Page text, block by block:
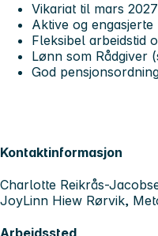
Vikariat til mars
Aktive og
Fleksibel arbeidstid
Lønn som Rådgiver
God
Kontaktinformasjon
Charlotte Reikrås-
JoyLinn Hiew Rørvik,